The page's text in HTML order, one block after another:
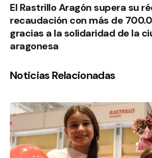
El Rastrillo Aragón supera su
recaudación con más de
gracias a la solidaridad de la
aragonesa
Noticias Relacionadas